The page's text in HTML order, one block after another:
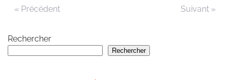
« Précédent Suivant »
Rechercher
Rechercher